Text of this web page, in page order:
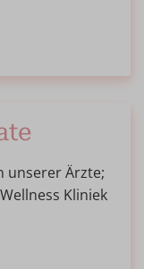
unserer Ärzte;
Kliniek